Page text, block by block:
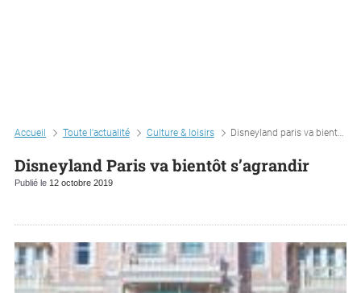
Accueil Toute l'actualité Culture & loisirs Disneyland paris va bientôt s’agrandir
Disneyland Paris va bientôt s’agrandir
Publié le 12 octobre 2019